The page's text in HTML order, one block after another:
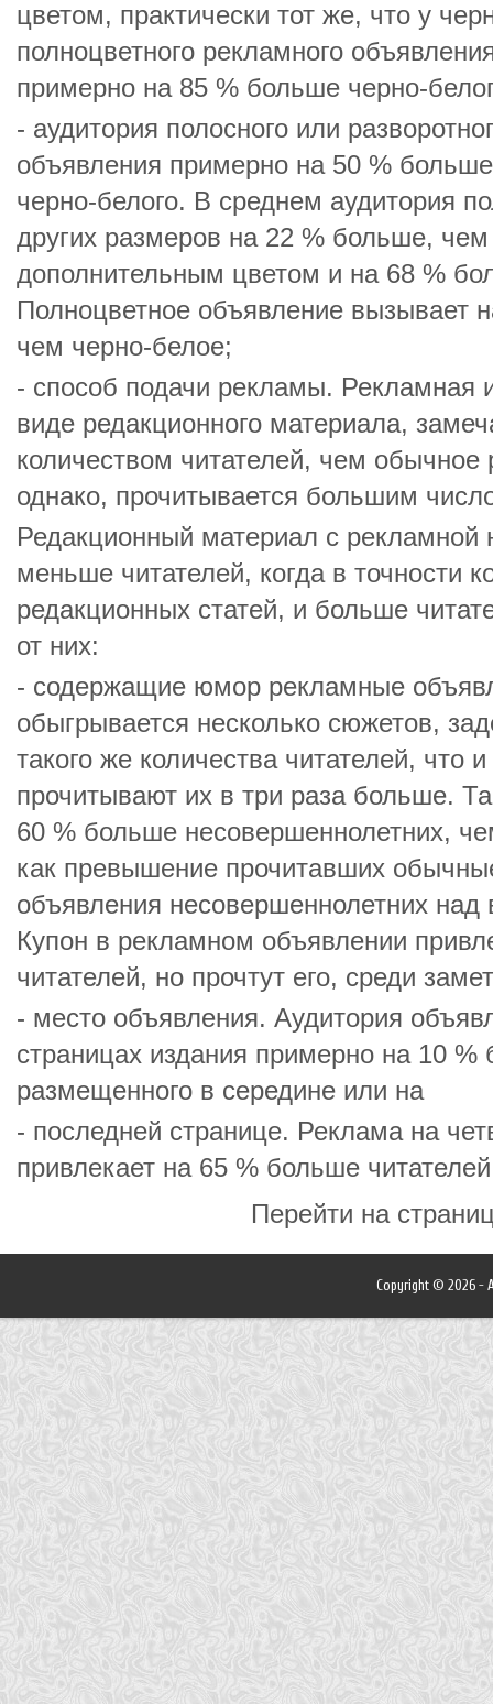
цветом, практически тот же, что у
полноцветного рекламного
примерно на 85 % больше черно-
- аудитория полосного или
объявления примерно на 50 %
черно-белого. В среднем аудитория
других размеров на 22 % больше,
дополнительным цветом и на 68 %
Полноцветное объявление вызывает
чем черно-белое;
- способ подачи рекламы. Рекламная
виде редакционного материала,
количеством читателей, чем
однако, прочитывается большим
Редакционный материал с рекламной
меньше читателей, когда в точности
редакционных статей, и больше
от них:
- содержащие юмор рекламные
обыгрывается несколько сюжетов,
такого же количества читателей, что
прочитывают их в три раза больше.
60 % больше несовершеннолетних,
как превышение прочитавших
объявления несовершеннолетних над
Купон в рекламном объявлении
читателей, но прочтут его, среди
- место объявления. Аудитория
страницах издания примерно на 10
размещенного в середине или на
- последней странице. Реклама на
привлекает на 65 % больше
Перейти на
Copyright © 2026 -